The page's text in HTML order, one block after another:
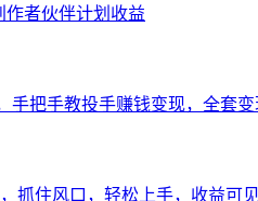
者伙伴计划收益
把手教投手赚钱变现，全套
抓住风口，轻松上手，收益可见